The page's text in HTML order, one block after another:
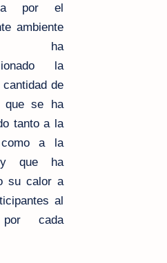
por el
ambiente
ha
la
cantidad de
que se ha
tanto a la
a la
que ha
su calor a
al
cada